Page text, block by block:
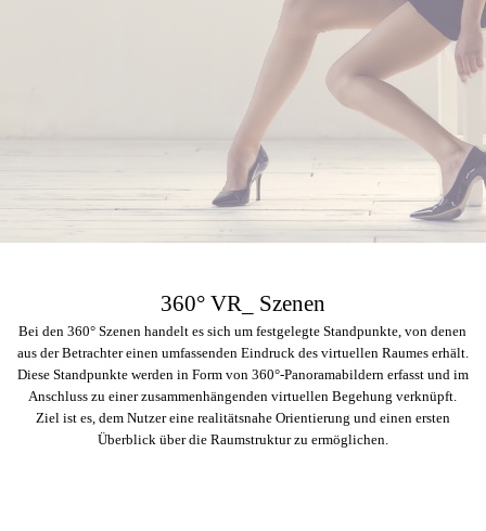
360° VR_ Szenen
Bei den 360° Szenen handelt es sich um festgelegte Standpunkte, von denen
aus der Betrachter einen umfassenden Eindruck des virtuellen Raumes erhält.
Diese Standpunkte werden in Form von 360°-Panoramabildern erfasst und im
Anschluss zu einer zusammenhängenden virtuellen Begehung verknüpft.
Ziel ist es, dem Nutzer eine realitätsnahe Orientierung und einen ersten
Überblick über die Raumstruktur zu ermöglichen.